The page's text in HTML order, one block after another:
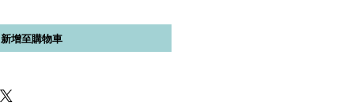
價
格
新增至購物車